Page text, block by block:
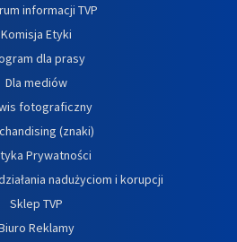
informacji TVP
Komisja Etyki
dla prasy
Dla mediów
fotograficzny
(znaki)
Prywatności
nadużyciom i korupcji
Sklep TVP
Reklamy